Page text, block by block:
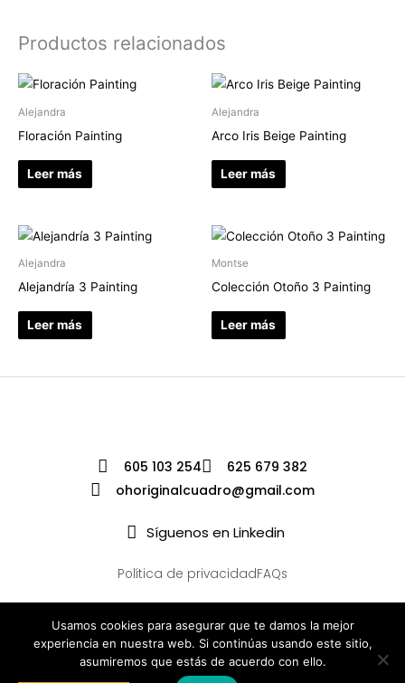
Productos relacionados
Alejandra
Floración Painting
Leer más
Alejandra
Arco Iris Beige Painting
Leer más
Alejandra
Alejandría 3 Painting
Leer más
Montse
Colección Otoño 3 Painting
Leer más
605 103 254
625 679 382
ohoriginalcuadro@gmail.com
Síguenos en Linkedin
Política de privacidadFAQs
Usamos cookies para asegurar que te damos la mejor
experiencia en nuestra web. Si continúas usando este sitio,
asumiremos que estás de acuerdo con ello.